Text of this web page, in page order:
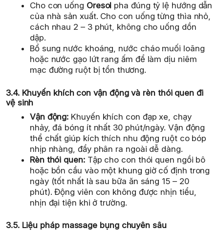
Cho con uống Oresol pha đúng tỷ lệ hướng dẫn
của nhà sản xuất. Cho con uống từng thìa nhỏ,
cách nhau 2 – 3 phút, không cho uống dồn
dập.
Bổ sung nước khoáng, nước cháo muối loãng
hoặc nước gạo lứt rang ấm để làm dịu niêm
mạc đường ruột bị tổn thương.
3.4. Khuyến khích con vận động và rèn thói quen đi
vệ sinh
Vận động: Khuyến khích con đạp xe, chạy
nhảy, đá bóng ít nhất 30 phút/ngày. Vận động
thể chất giúp kích thích nhu động ruột co bóp
nhịp nhàng, đẩy phân ra ngoài dễ dàng.
Rèn thói quen:Tập cho con thói quen ngồi bô
hoặc bồn cầu vào một khung giờ cố định trong
ngày (tốt nhất là sau bữa ăn sáng 15 – 20
phút). Động viên con không được nhịn tiểu,
nhịn đại tiện khi ở trường.
3.5. Liệu pháp massage bụng chuyên sâu